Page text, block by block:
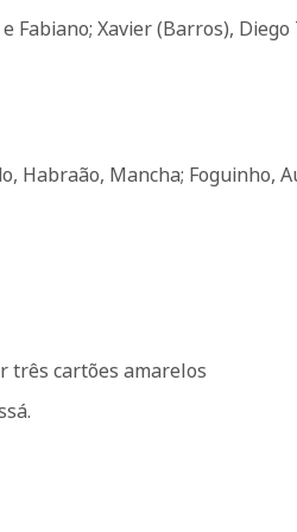
Fabiano; Xavier (Barros),
Habraão, Mancha; Foguinho,
três cartões amarelos